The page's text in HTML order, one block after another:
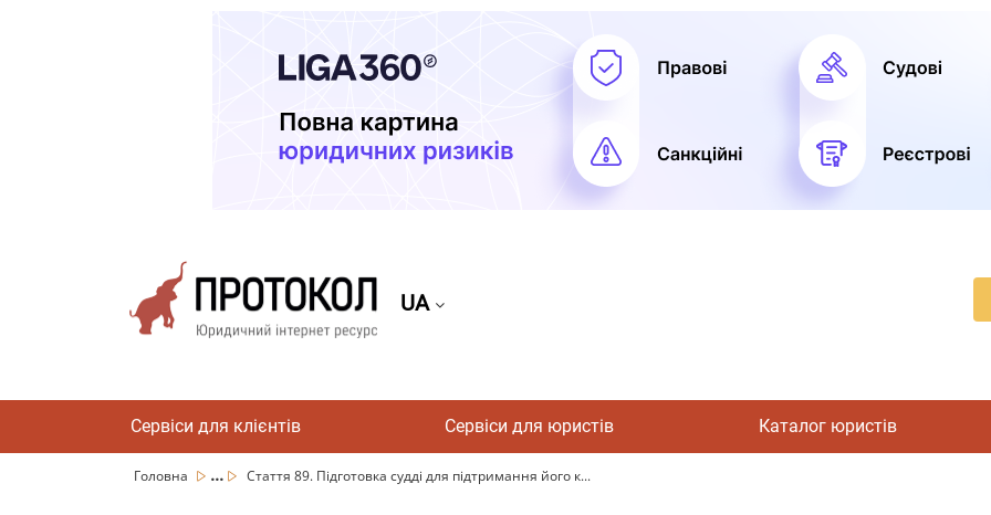
UA
Сервіси для клієнтів Сервіси для юристів Каталог юристів
Головна ... Стаття 89. Підготовка судді для підтримання його к...